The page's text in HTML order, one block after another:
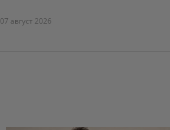
07 август 2026